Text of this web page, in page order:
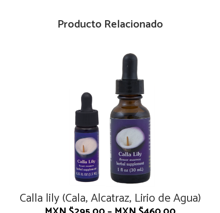
Producto Relacionado
Calla lily (Cala, Alcatraz, Lirio de Agua)